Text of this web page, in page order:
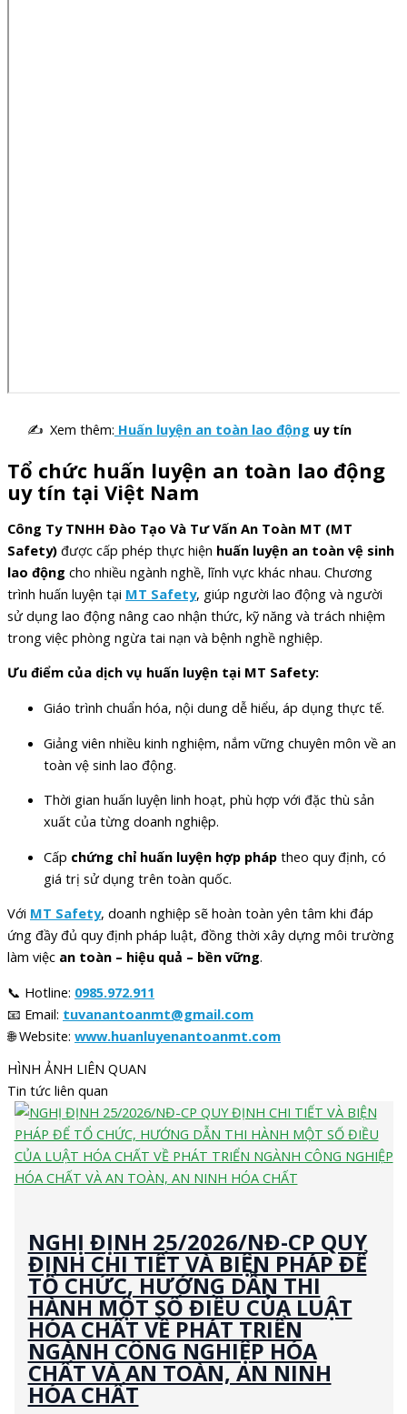
✍ Xem thêm: Huấn luyện an toàn lao động uy tín
Tổ chức huấn luyện an toàn lao động
uy tín tại Việt Nam
Công Ty TNHH Đào Tạo Và Tư Vấn An Toàn MT (MT
Safety) được cấp phép thực hiện huấn luyện an toàn vệ sinh
lao động cho nhiều ngành nghề, lĩnh vực khác nhau. Chương
trình huấn luyện tại MT Safety, giúp người lao động và người
sử dụng lao động nâng cao nhận thức, kỹ năng và trách nhiệm
trong việc phòng ngừa tai nạn và bệnh nghề nghiệp.
Ưu điểm của dịch vụ huấn luyện tại MT Safety:
Giáo trình chuẩn hóa, nội dung dễ hiểu, áp dụng thực tế.
Giảng viên nhiều kinh nghiệm, nắm vững chuyên môn về an
toàn vệ sinh lao động.
Thời gian huấn luyện linh hoạt, phù hợp với đặc thù sản
xuất của từng doanh nghiệp.
Cấp chứng chỉ huấn luyện hợp pháp theo quy định, có
giá trị sử dụng trên toàn quốc.
Với MT Safety, doanh nghiệp sẽ hoàn toàn yên tâm khi đáp
ứng đầy đủ quy định pháp luật, đồng thời xây dựng môi trường
làm việc an toàn – hiệu quả – bền vững.
📞 Hotline: 0985.972.911
📧 Email: tuvanantoanmt@gmail.com
🌐 Website: www.huanluyenantoanmt.com
HÌNH ẢNH LIÊN QUAN
Tin tức liên quan
NGHỊ ĐỊNH 25/2026/NĐ-CP QUY
ĐỊNH CHI TIẾT VÀ BIỆN PHÁP ĐỂ
TỔ CHỨC, HƯỚNG DẪN THI
HÀNH MỘT SỐ ĐIỀU CỦA LUẬT
HÓA CHẤT VỀ PHÁT TRIỂN
NGÀNH CÔNG NGHIỆP HÓA
CHẤT VÀ AN TOÀN, AN NINH
HÓA CHẤT